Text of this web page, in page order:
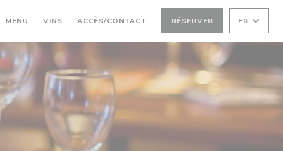
MENU ((OUVRE UNE NOUVELLE FENÊTRE))
VINS((OUVRE UNE NOUVELLE FENÊTRE))
ACCÈS/CONTACT RÉSERVER FR